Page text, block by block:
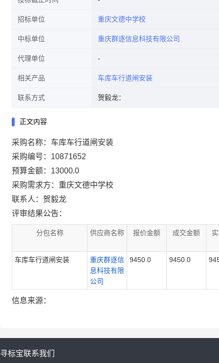
招标单位 重庆文德中学校
中标单位 重庆群逐信息科技有限公司
代理单位
相关产品 车库车行道闸安装
联系方式 贺毅龙：
正文内容
采购名称：车库车行道闸安装
采购编号：10871652
预算金额：13000.0
采购需求方：重庆文德中学校
联系人：贺毅龙
评审结果公告：
分包名称 供应商名称 报价金额 成交金额
车库车行道闸安装
重庆群逐信
息科技有限
公司
9450.0 9450.0
信息来源：
寻标宝联系我们